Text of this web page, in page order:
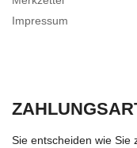
Impressum
Sie entscheiden wie Sie